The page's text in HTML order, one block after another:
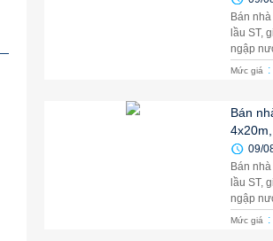
Bán
lầu ST,
ngập
Mức giá :
Bán
09/
Bán
lầu ST,
ngập
Mức giá